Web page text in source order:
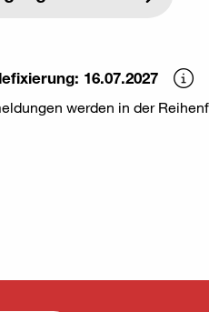
16.07.2027
werden in der